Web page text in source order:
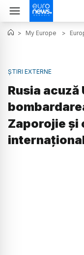
> My Europe >
ȘTIRI EXTERNE
Rusia acuză
Zaporojie și